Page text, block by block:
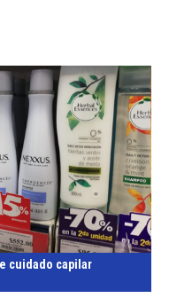
cuidado capilar